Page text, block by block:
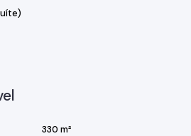
330 m²